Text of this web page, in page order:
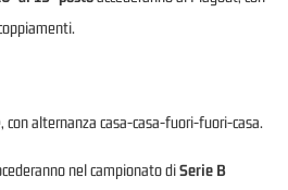
alternanza casa-casa-fuori-fuori-casa.
nel campionato diSerie B